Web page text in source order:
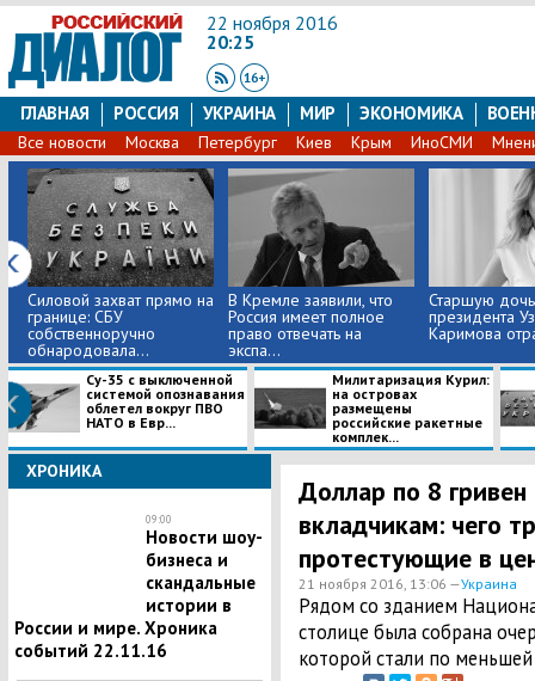
22 ноября 2016
20:25
ГЛАВНАЯ РОССИЯ УКРАИНА МИР ЭКОНОМИКА
Все новости Москва Петербург Киев Крым ИноСМИ
Силовой захват прямо на
границе: СБУ
собственноручно
обнародовала...
В Кремле заявили, что
Россия имеет полное
право отвечать на
экспа...
Старшую
президента
Каримова
Су-35 с выключенной
системой опознавания
облетел вокруг ПВО
НАТО в Евр...
Милитаризация Курил:
на островах
размещены
российские ракетные
комплек...
ХРОНИКА
09:00
Новости шоу-
бизнеса и
скандальные
истории в
России и мире. Хроника
событий 22.11.16
Доллар по 8 гривен
вкладчикам: чего
протестующие в
21 ноября 2016, 13:06 —Украина
Рядом со зданием
столице была собрана
которой стали по